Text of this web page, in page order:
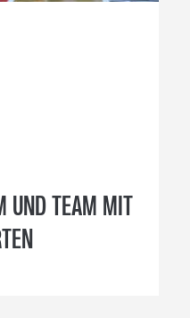
UND TEAM MIT